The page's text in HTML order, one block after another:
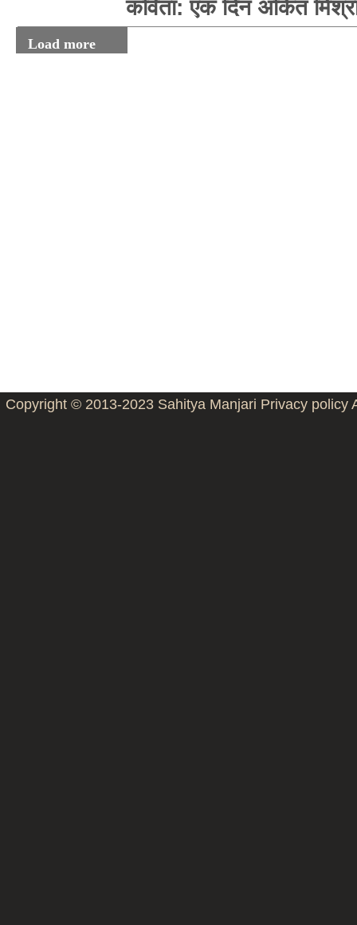
कविता: एक दिन अंकित
Load more
Copyright © 2013-2023 Sahitya Manjari Privacy policy